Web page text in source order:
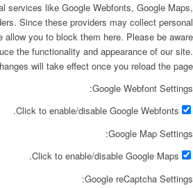
services like Google Webfonts, Google Maps,
Since these providers may collect personal
allow you to block them here. Please be aware
the functionality and appearance of our site.
will take effect once you reload the page.
Google Webfont Settings:
Click to enable/disable Google Webfonts.
Google Map Settings:
Click to enable/disable Google Maps.
Google reCaptcha Settings: